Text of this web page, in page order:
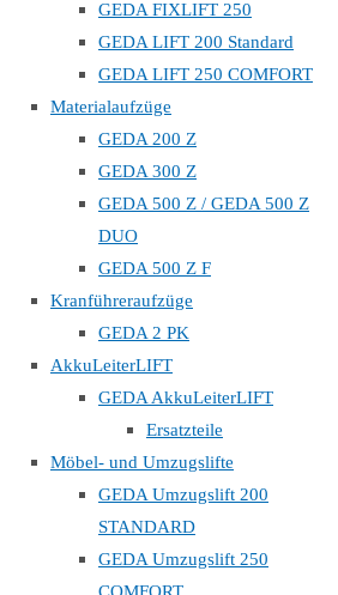
GEDA FIXLIFT 250
GEDA LIFT 200 Standard
GEDA LIFT 250 COMFORT
Materialaufzüge
GEDA 200 Z
GEDA 300 Z
GEDA 500 Z / GEDA 500 Z
DUO
GEDA 500 Z F
Kranführeraufzüge
GEDA 2 PK
AkkuLeiterLIFT
GEDA AkkuLeiterLIFT
Ersatzteile
Möbel- und Umzugslifte
GEDA Umzugslift 200
STANDARD
GEDA Umzugslift 250